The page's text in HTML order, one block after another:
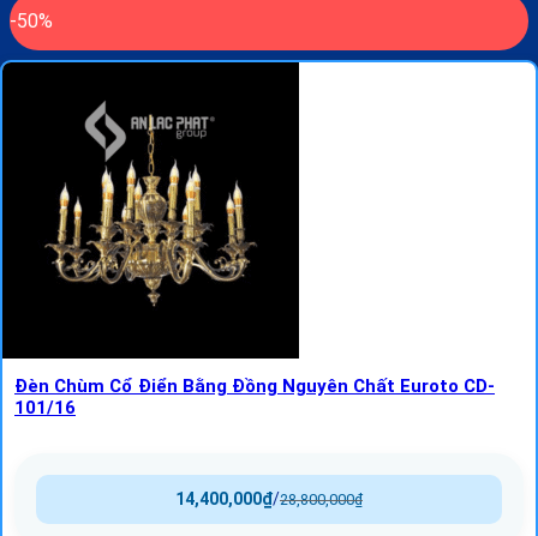
-50%
Đèn Chùm Cổ Điển Bằng Đồng Nguyên Chất Euroto CD-
101/16
28,800,000₫
/
14,400,000₫